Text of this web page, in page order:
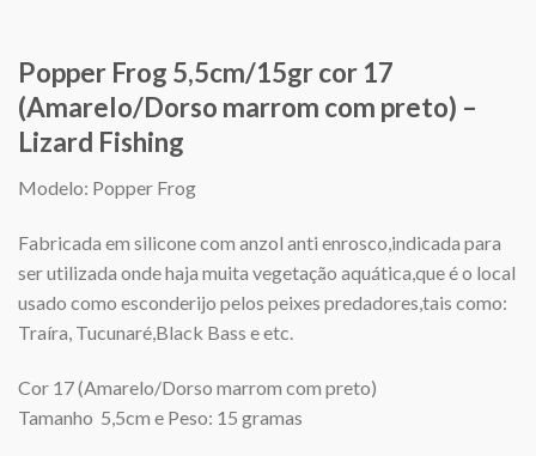
Popper Frog 5,5cm/15gr cor 17
(Amarelo/Dorso marrom com preto) –
Lizard Fishing
Modelo: Popper Frog
Fabricada em silicone com anzol anti enrosco,indicada para
ser utilizada onde haja muita vegetação aquática,que é o local
usado como esconderijo pelos peixes predadores,tais como:
Traíra, Tucunaré,Black Bass e etc.
Cor 17 (Amarelo/Dorso marrom com preto)
Tamanho 5,5cm e Peso: 15 gramas